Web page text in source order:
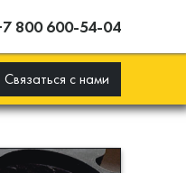
800 600-54-04
Связаться с нами